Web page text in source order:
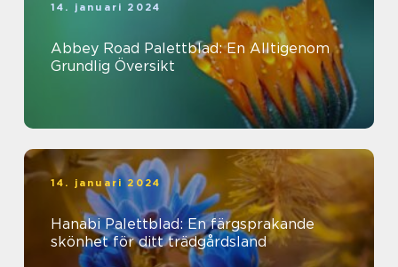
14. januari 2024
Abbey Road Palettblad: En Alltigenom
Grundlig Översikt
14. januari 2024
Hanabi Palettblad: En färgsprakande
skönhet för ditt trädgårdsland